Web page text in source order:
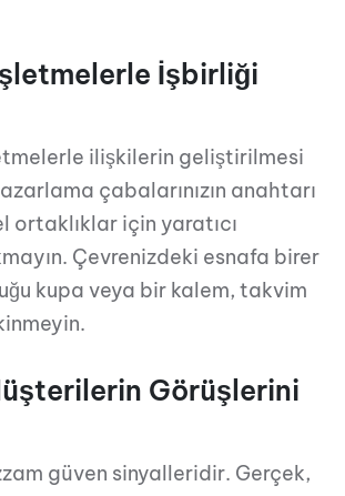
İşbirliği
ilişkilerin geliştirilmesi
çabalarınızın anahtarı
ortaklıklar için yaratıcı
Çevrenizdeki esnafa birer
kupa veya bir kalem, takvim
Görüşlerini
güven sinyalleridir. Gerçek,